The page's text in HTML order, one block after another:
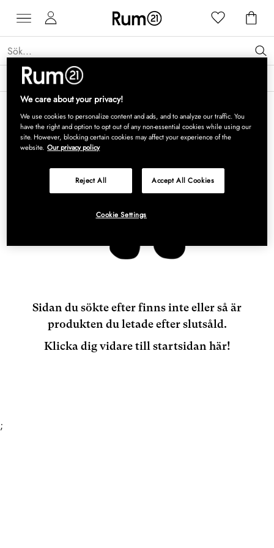
Få 15 % rabatt på Grythyttan Stålmöbler* →
Sidan du sökte efter finns inte eller så är
produkten du letade efter slutsåld.
Klicka dig vidare till startsidan här!
;
We care about your privacy!
We use cookies to personalize content and ads, and to analyze our traffic. You
have the right and option to opt out of any non-essential cookies while using our
site. However, blocking certain cookies may affect your experience of the
website. Our privacy policy
Reject All Accept All Cookies
Cookie Settings